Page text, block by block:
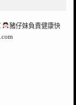
豬仔妹負責健康快